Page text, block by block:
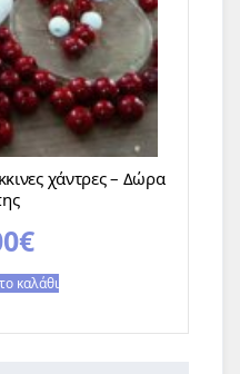
χάντρες – Δώρα
€
καλάθι